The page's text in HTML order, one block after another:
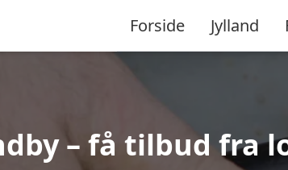
Forside Jylland
– få tilbud fra